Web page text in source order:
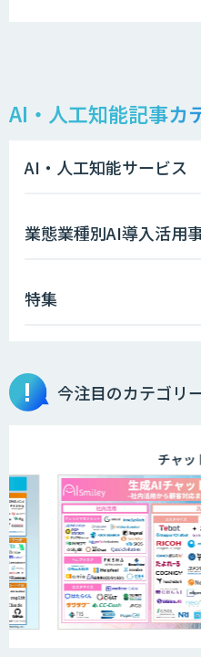
AI・人工知能記事カ
AI・人工知能サービス
業態業種別AI導入活用
特集
今注目のカテゴリ
チャット